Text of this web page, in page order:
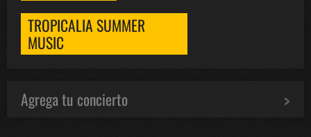
TROPICALIA SUMMER
MUSIC
Agrega tu concierto